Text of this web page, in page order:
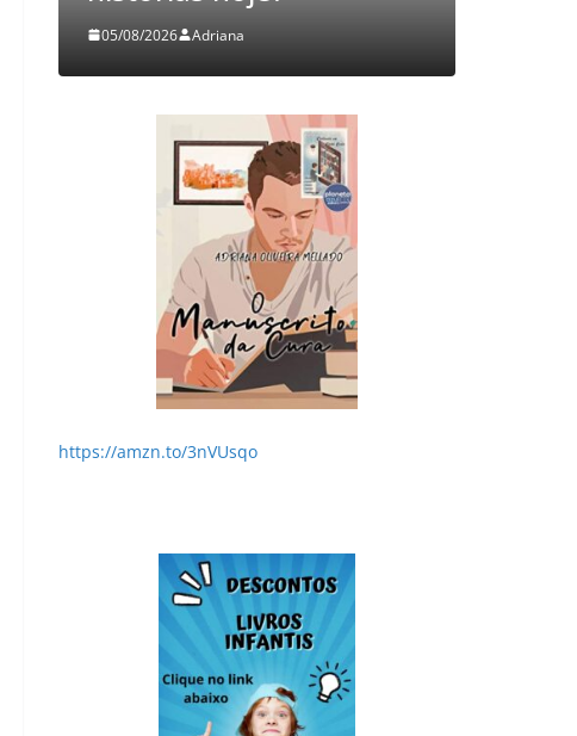
Adriana
https://amzn.to/3nVUsqo